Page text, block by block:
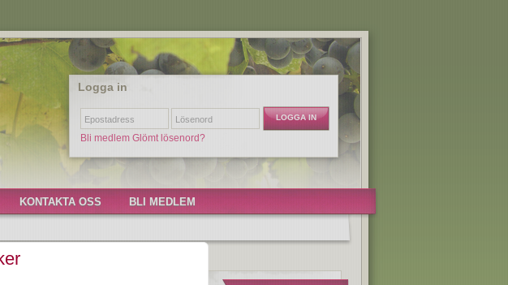
Logga in
Bli medlem Glömt lösenord?
KONTAKTA OSS
BLI MEDLEM